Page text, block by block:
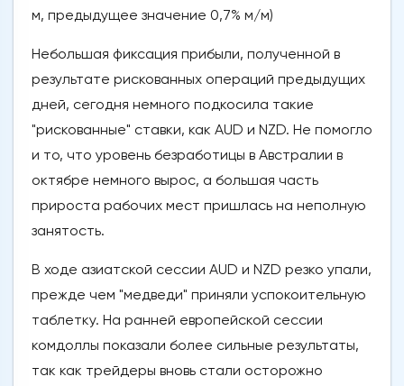
м, предыдущее значение 0,7% м/м)
Небольшая фиксация прибыли, полученной в
результате рискованных операций предыдущих
дней, сегодня немного подкосила такие
"рискованные" ставки, как AUD и NZD. Не помогло
и то, что уровень безработицы в Австралии в
октябре немного вырос, а большая часть
прироста рабочих мест пришлась на неполную
занятость.
В ходе азиатской сессии AUD и NZD резко упали,
прежде чем "медведи" приняли успокоительную
таблетку. На ранней европейской сессии
комдоллы показали более сильные результаты,
так как трейдеры вновь стали осторожно